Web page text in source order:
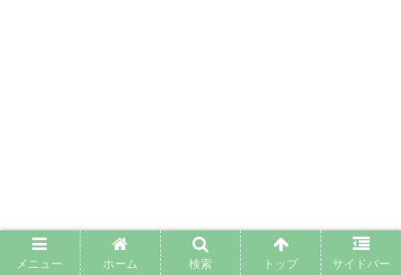
メニュー ホーム 検索 トップ サイドバー